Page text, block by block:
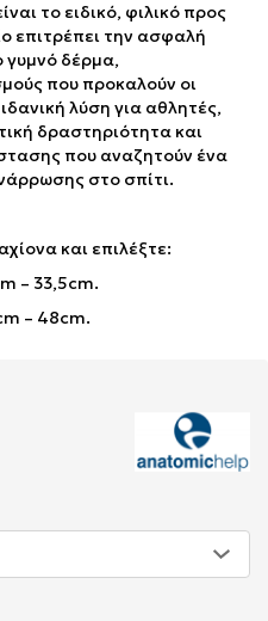
το ειδικό, φιλικό προς
επιτρέπει την ασφαλή
δέρμα,
που προκαλούν οι
λύση για αθλητές,
δραστηριότητα και
που αναζητούν ένα
στο σπίτι.
και επιλέξτε:
– 33,5cm.
– 48cm.